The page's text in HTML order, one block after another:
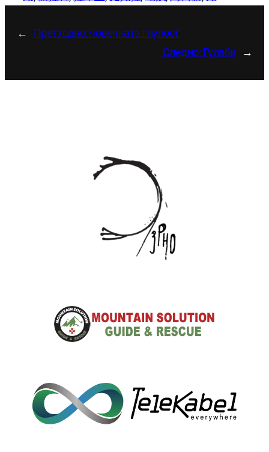
← Претходно: човечката глупост
Следно: Гулаби →